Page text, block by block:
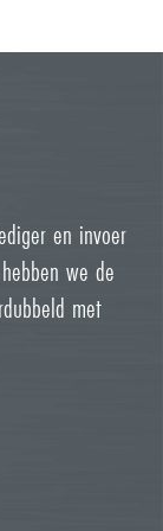
en invoer
we de
met